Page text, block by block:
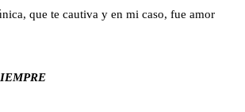
que te cautiva y en mi caso, fue amor